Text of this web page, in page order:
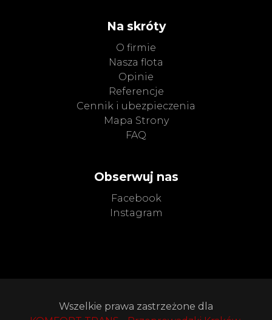
Na skróty
O firmie
Nasza flota
Opinie
Referencje
Cennik i ubezpieczenia
Mapa Strony
FAQ
Obserwuj nas
Facebook
Instagram
Wszelkie prawa zastrzeżone dla